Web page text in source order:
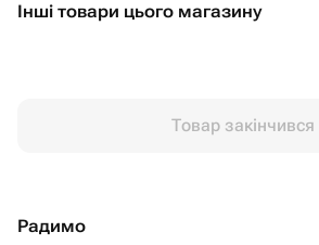
Інші товари цього магазину
Товар закінчився
Радимо